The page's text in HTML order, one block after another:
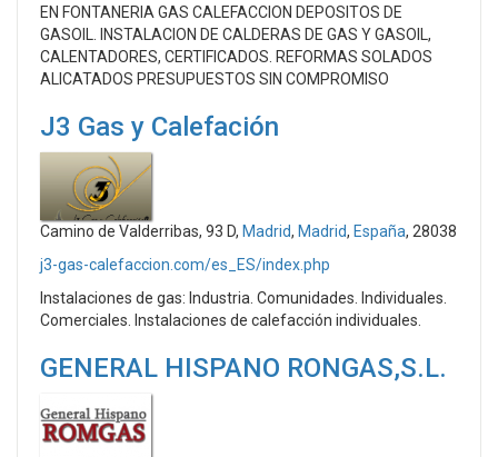
EN FONTANERIA GAS CALEFACCION DEPOSITOS DE
GASOIL. INSTALACION DE CALDERAS DE GAS Y GASOIL,
CALENTADORES, CERTIFICADOS. REFORMAS SOLADOS
ALICATADOS PRESUPUESTOS SIN COMPROMISO
J3 Gas y Calefación
Camino de Valderribas, 93 D, Madrid, Madrid, España, 28038
j3-gas-calefaccion.com/es_ES/index.php
Instalaciones de gas: Industria. Comunidades. Individuales.
Comerciales. Instalaciones de calefacción individuales.
GENERAL HISPANO RONGAS,S.L.